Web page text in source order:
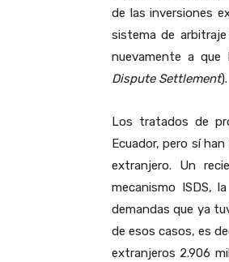
de las inversiones
sistema de
nuevamente a que
Dispute Settlement).
Los tratados de
Ecuador, pero sí
extranjero. Un
mecanismo ISDS,
demandas que ya
de esos casos, es
extranjeros 2.906